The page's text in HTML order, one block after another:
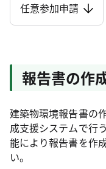
任意参加申請
報告書の作
建築物環境報告書の
成支援システムで行
能により報告書を作
い。